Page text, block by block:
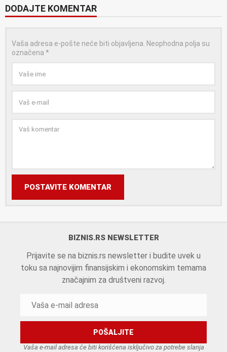
DODAJTE KOMENTAR
Vaša adresa e-pošte neće biti objavljena. Neophodna polja su
označena *
POSTAVITE KOMENTAR
BIZNIS.RS NEWSLETTER
Prijavite se na biznis.rs newsletter i budite uvek u
toku sa najnovijim finansijskim i ekonomskim temama
značajnim za društveni razvoj.
Vaša e-mail adresa će biti korišćena isključivo za potrebe slanja